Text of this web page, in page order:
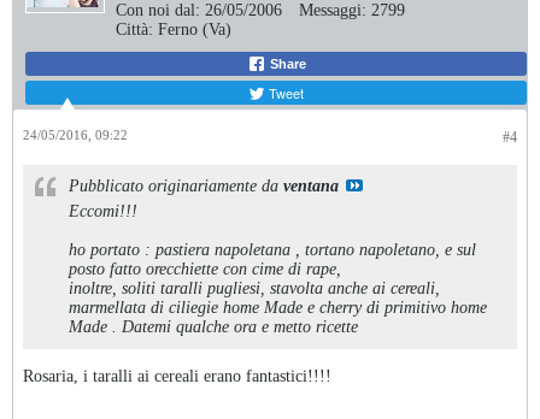
Con noi dal: 26/05/2006 Messaggi: 2799
Città: Ferno (Va)
Share
Tweet
#4
24/05/2016, 09:22
Pubblicato originariamente da ventana
Eccomi!!!
ho portato : pastiera napoletana , tortano napoletano, e sul
posto fatto orecchiette con cime di rape,
inoltre, soliti taralli pugliesi, stavolta anche ai cereali,
marmellata di ciliegie home Made e cherry di primitivo home
Made . Datemi qualche ora e metto ricette
Rosaria, i taralli ai cereali erano fantastici!!!!